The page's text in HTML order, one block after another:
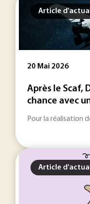
Article
20 Mai 2026
Après le Scaf,
chance avec
Pour la réalisation
Article